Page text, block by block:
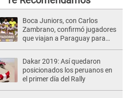
Boca Juniors, con Carlos
Zambrano, confirmó jugadores
que viajan a Paraguay para
Dakar 2019: Así quedaron
posicionados los peruanos en
el primer día del Rally